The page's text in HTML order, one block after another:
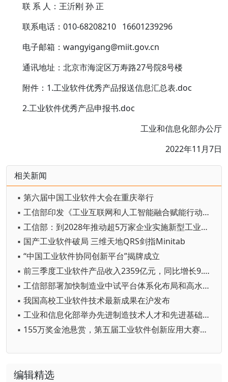
联 系 人：王沂刚 孙 正
联系电话：010-68208210 16601239296
电子邮箱：wangyigang@miit.gov.cn
通讯地址：北京市海淀区万寿路27号院8号楼
附件：1.工业软件优秀产品报送信息汇总表.doc
2.工业软件优秀产品申报书.doc
工业和信息化部办公厅
2022年11月7日
相关新闻
▪ 第六届中国工业软件大会在重庆举行
▪ 工信部印发《工业互联网和人工智能融合赋能行动方案》
▪ 工信部：到2028年推动超5万家企业实施新型工业网络改造升级
▪ 国产工业软件破局 三维天地QRS剑指Minitab
▪ “中国工业软件协同创新平台”揭牌成立
▪ 前三季度工业软件产品收入2359亿元，同比增长9.8%
▪ 工信部部署加快制造业中试平台体系化布局和高水平建设
▪ 我国高校工业软件技术最新成果在沪发布
▪ 工业和信息化部举办先进制造技术人才和先进基础工艺人才轮训班
▪ 155万奖金池悬赏，第五届工业软件创新应用大赛启动
编辑精选